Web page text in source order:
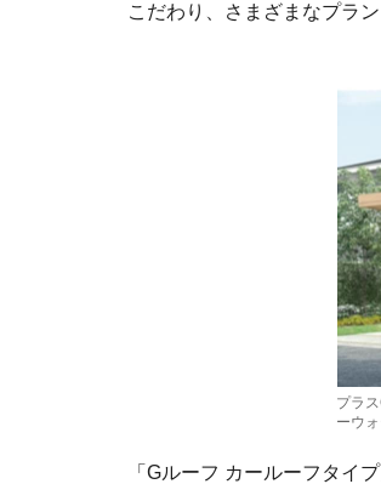
こだわり、さまざまなプラ
プラ
ーウ
「Gルーフ カールーフタイ